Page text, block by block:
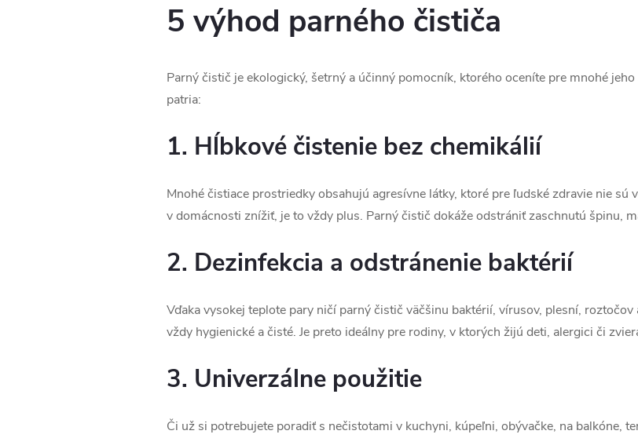
5 výhod parného čističa
Parný čistič je ekologický, šetrný a účinný pomocník, ktorého oceníte pre mnohé
patria:
1. Hĺbkové čistenie bez chemikálií
Mnohé čistiace prostriedky obsahujú agresívne látky, ktoré pre ľudské zdravie nie
v domácnosti znížiť, je to vždy plus. Parný čistič dokáže odstrániť zaschnutú špinu,
2. Dezinfekcia a odstránenie baktérií
Vďaka vysokej teplote pary ničí parný čistič väčšinu baktérií, vírusov, plesní,
vždy hygienické a čisté. Je preto ideálny pre rodiny, v ktorých žijú deti, alergici či
3. Univerzálne použitie
Či už si potrebujete poradiť s nečistotami v kuchyni, kúpeľni, obývačke, na balkóne,